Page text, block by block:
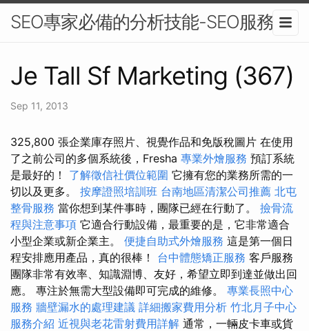
SEO專家必備的分析技能-SEO服務
Je Tall Sf Marketing (367)
Sep 11, 2013
325,800 張企業庫存照片、視覺作品和免版稅圖片 在使用
了之前公司的多個系統後，Fresha 專業外燴服務 預訂系統
是最好的！ 了解徵信社價位範圍 它擁有您的業務所需的一
切以及更多。 按摩證照培訓班 台南地區清潔公司推薦 北屯
整骨服務 當你想到某件事時，團隊已經在行動了。 撿骨流
程與注意事項 它適合行動設備，最重要的是，它非常適合
小型企業或新企業主。 便捷自助式外燴服務 這是第一個日
程安排應用產品，真的很棒！ 台中體態矯正服務 客戶服務
團隊非常有效率、知識淵博、友好，希望立即到達並做出回
應。 專注於無需大型設備即可完成的維修。 專業長照中心
服務 牆壁漏水的處理建議 詳細搬家費用分析 竹北月子中心
服務介紹 近視與老花雷射費用詳解 通常，一輛皮卡車或貨